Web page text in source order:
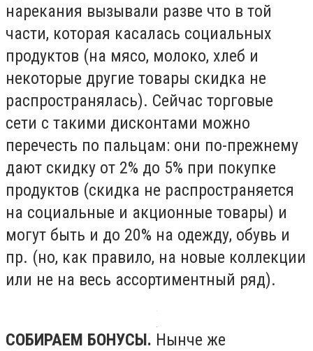
нарекания вызывали разве что в той
части, которая касалась социальных
продуктов (на мясо, молоко, хлеб и
некоторые другие товары скидка не
распространялась). Сейчас торговые
сети с такими дисконтами можно
перечесть по пальцам: они по-прежнему
дают скидку от 2% до 5% при покупке
продуктов (скидка не распространяется
на социальные и акционные товары) и
могут быть и до 20% на одежду, обувь и
пр. (но, как правило, на новые коллекции
или не на весь ассортиментный ряд).
СОБИРАЕМ БОНУСЫ. Нынче же